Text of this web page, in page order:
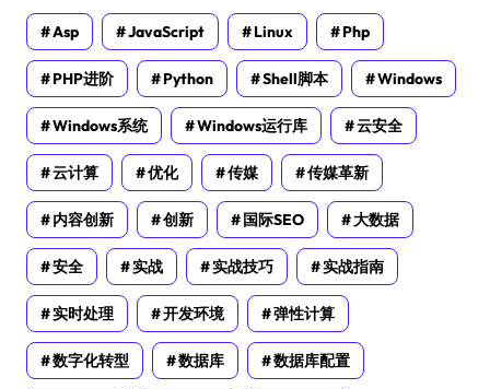
Asp JavaScript Linux Php
PHP进阶 Python Shell脚本 Windows
Windows系统 Windows运行库 云安全
云计算 优化 传媒 传媒革新
内容创新 创新 国际SEO 大数据
安全 实战 实战技巧 实战指南
实时处理 开发环境 弹性计算
数字化转型 数据库 数据库配置